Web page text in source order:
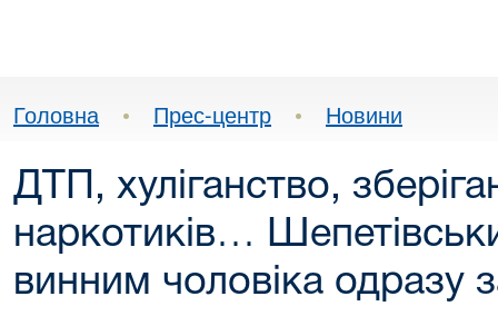
Головна • Прес-центр • Новини
ДТП, хуліганство,
наркотиків…
винним чоловіка одразу